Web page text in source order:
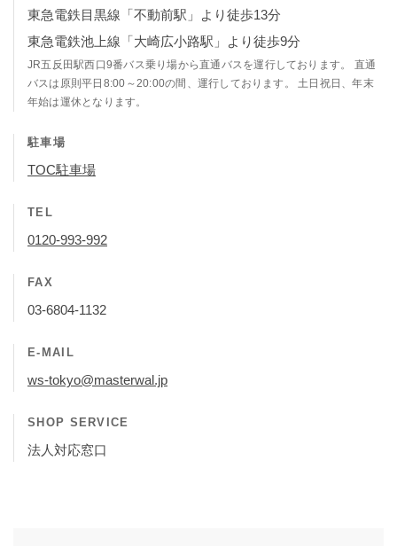
東急電鉄目黒線「不動前駅」より徒歩13分
東急電鉄池上線「大崎広小路駅」より徒歩9分
JR五反田駅西口9番バス乗り場から直通バスを運行しております。 直通
バスは原則平日8:00～20:00の間、運行しております。 土日祝日、年末
年始は運休となります。
駐車場
TOC駐車場
TEL
0120-993-992
FAX
03-6804-1132
E-MAIL
ws-tokyo@masterwal.jp
SHOP SERVICE
法人対応窓口